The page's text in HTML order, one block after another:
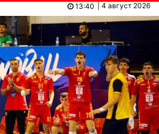
| 4 август 2026
13:40